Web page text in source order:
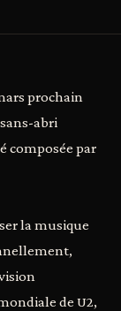
prochain
abri
composée par
la musique
de U2,